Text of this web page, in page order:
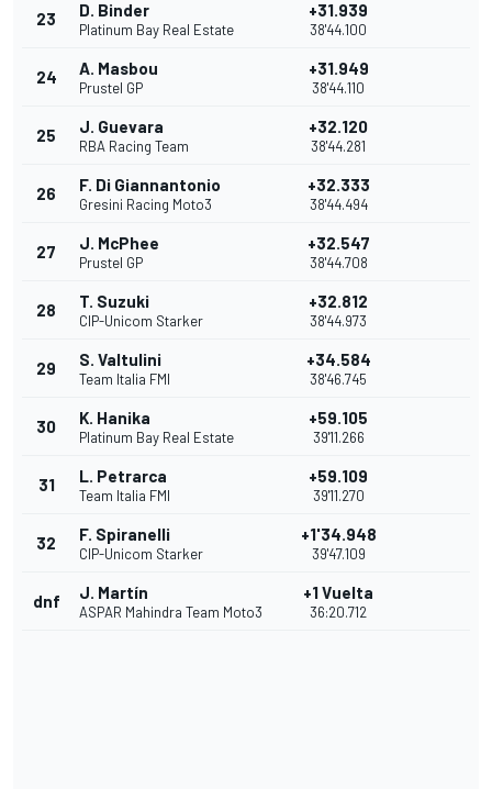
23 D. Binder
Platinum Bay Real Estate
+31.939
38'44.100
24 A. Masbou
Prustel GP
+31.949
38'44.110
25 J. Guevara
RBA Racing Team
+32.120
38'44.281
26 F. Di Giannantonio
Gresini Racing Moto3
+32.333
38'44.494
27 J. McPhee
Prustel GP
+32.547
38'44.708
28 T. Suzuki
CIP-Unicom Starker
+32.812
38'44.973
29 S. Valtulini
Team Italia FMI
+34.584
38'46.745
30 K. Hanika
Platinum Bay Real Estate
+59.105
39'11.266
31 L. Petrarca
Team Italia FMI
+59.109
39'11.270
32 F. Spiranelli
CIP-Unicom Starker
+1'34.948
39'47.109
dnf J. Martín
ASPAR Mahindra Team Moto3
+1 Vuelta
36:20.712